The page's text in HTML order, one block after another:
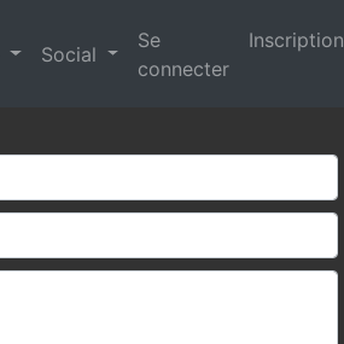
Social
Se
connecter
Inscription